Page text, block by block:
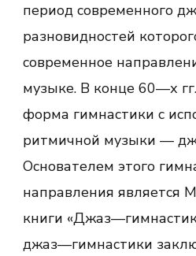
период современного
разновидностей
современное
музыке. В конце 60—х
форма гимнастики с
ритмичной музыки —
Основателем этого
направления является
книги
джаз—гимнастики